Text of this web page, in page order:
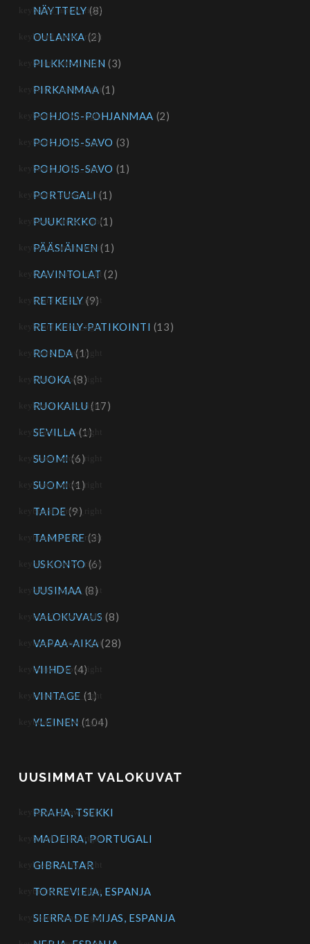
NÄYTTELY (8)
OULANKA (2)
PILKKIMINEN (3)
PIRKANMAA (1)
POHJOIS-POHJANMAA (2)
POHJOIS-SAVO (3)
POHJOIS-SAVO (1)
PORTUGALI (1)
PUUKIRKKO (1)
PÄÄSIÄINEN (1)
RAVINTOLAT (2)
RETKEILY (9)
RETKEILY-PATIKOINTI (13)
RONDA (1)
RUOKA (8)
RUOKAILU (17)
SEVILLA (1)
SUOMI (6)
SUOMI (1)
TAIDE (9)
TAMPERE (3)
USKONTO (6)
UUSIMAA (8)
VALOKUVAUS (8)
VAPAA-AIKA (28)
VIIHDE (4)
VINTAGE (1)
YLEINEN (104)
UUSIMMAT VALOKUVAT
PRAHA, TSEKKI
MADEIRA, PORTUGALI
GIBRALTAR
TORREVIEJA, ESPANJA
SIERRA DE MIJAS, ESPANJA